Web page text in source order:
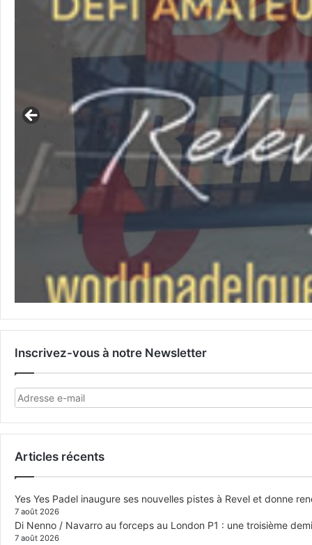
Inscrivez-vous à notre Newsletter
Articles récents
Yes Yes Padel inaugure ses nouvelles pistes à Revel et donne
7 août 2026
Di Nenno / Navarro au forceps au London P1 : une troisième
7 août 2026